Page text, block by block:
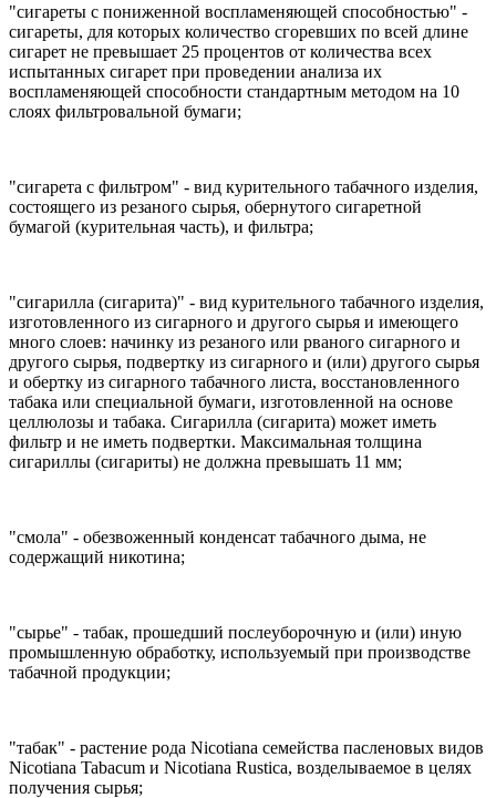
"сигареты с пониженной воспламеняющей способностью" -
сигареты, для которых количество сгоревших по всей длине
сигарет не превышает 25 процентов от количества всех
испытанных сигарет при проведении анализа их
воспламеняющей способности стандартным методом на 10
слоях фильтровальной бумаги;
"сигарета с фильтром" - вид курительного табачного изделия,
состоящего из резаного сырья, обернутого сигаретной
бумагой (курительная часть), и фильтра;
"сигарилла (сигарита)" - вид курительного табачного изделия,
изготовленного из сигарного и другого сырья и имеющего
много слоев: начинку из резаного или рваного сигарного и
другого сырья, подвертку из сигарного и (или) другого сырья
и обертку из сигарного табачного листа, восстановленного
табака или специальной бумаги, изготовленной на основе
целлюлозы и табака. Сигарилла (сигарита) может иметь
фильтр и не иметь подвертки. Максимальная толщина
сигариллы (сигариты) не должна превышать 11 мм;
"смола" - обезвоженный конденсат табачного дыма, не
содержащий никотина;
"сырье" - табак, прошедший послеуборочную и (или) иную
промышленную обработку, используемый при производстве
табачной продукции;
"табак" - растение рода Nicotiana семейства пасленовых видов
Nicotiana Tabacum и Nicotiana Rustica, возделываемое в целях
получения сырья;